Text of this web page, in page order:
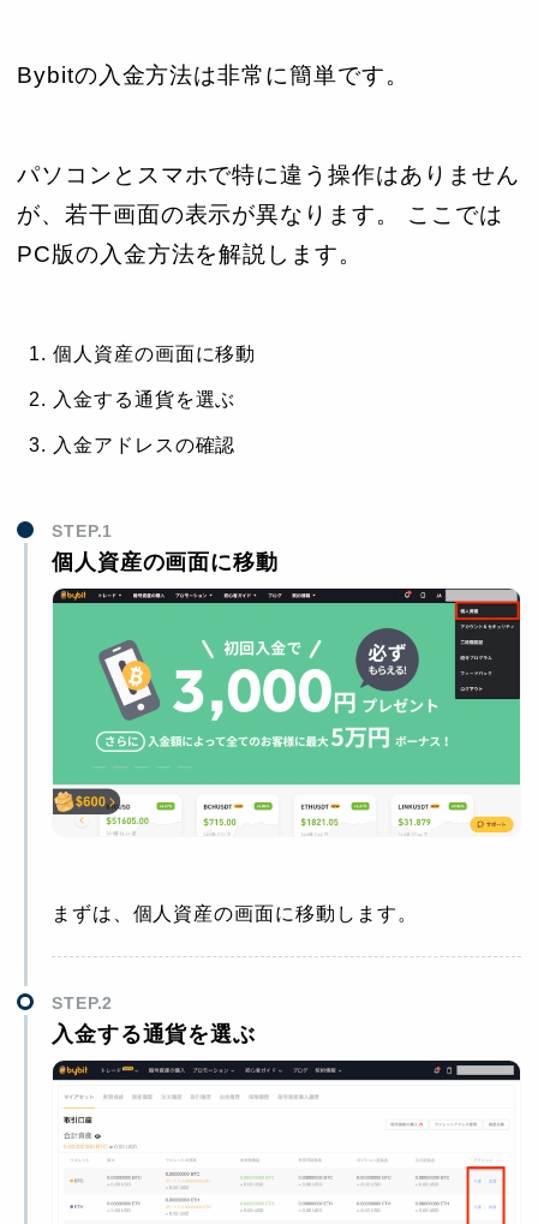
Bybitの入金方法は非常に簡単です。
パソコンとスマホで特に違う操作はありません
が、若干画面の表示が異なります。 ここでは
PC版の入金方法を解説します。
個人資産の画面に移動
入金する通貨を選ぶ
入金アドレスの確認
STEP.1
個人資産の画面に移動
まずは、個人資産の画面に移動します。
STEP.2
入金する通貨を選ぶ